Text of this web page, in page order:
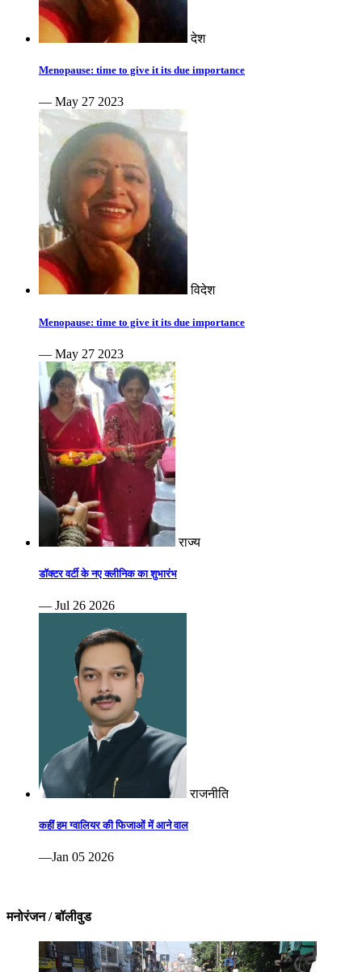
देश
Menopause: time to give it its due importance
— May 27 2023
विदेश
Menopause: time to give it its due importance
— May 27 2023
राज्य
डॉक्टर वर्टी के नए क्लीनिक का शुभारंभ
— Jul 26 2026
राजनीति
कहीं हम ग्वालियर की फिजाओं में आने वाल
—Jan 05 2026
मनोरंजन / बॉलीवुड